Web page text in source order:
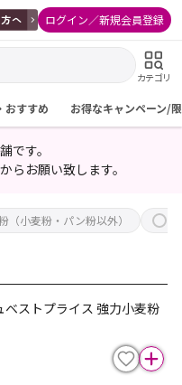
ログイン／新規会員登録
カテゴリ
おすすめ お得なキャンペーン/
です。
からお願い致します。
（小麦粉・パン粉以外）
ベストプライス 強力小麦粉